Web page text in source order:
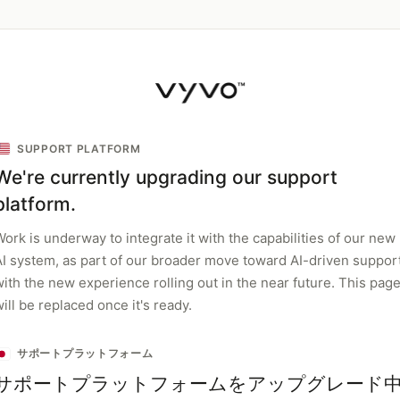
SUPPORT PLATFORM
currently upgrading our support
is underway to integrate it with the capabilities of our new
system, as part of our broader move toward AI-driven
the new experience rolling out in the near future. This page
be replaced once it's ready.
サポートプラットフォーム
ポートプラットフォームをアップグレード中